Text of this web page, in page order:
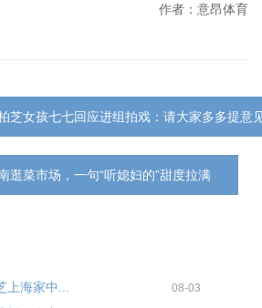
作者：意昂体育
芝女孩七七回应进组拍戏：请大家多多提意
逛菜市场，一句“听媳妇的”甜度拉满
上海家中... 08-03